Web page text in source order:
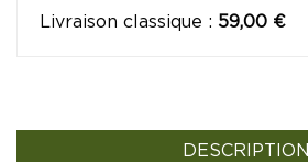
Livraison classique : 59,00 €
DESCRIPTION